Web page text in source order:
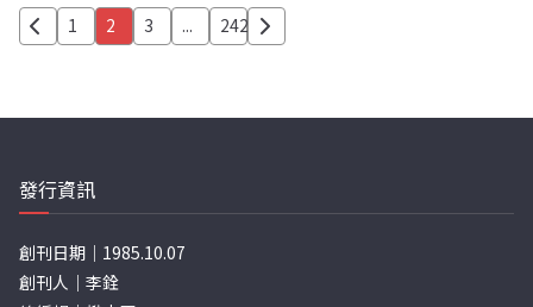
文
分
頁
1 2 3 ... 242
發行資訊
創刊日期｜1985.10.07
創刊人｜李銓